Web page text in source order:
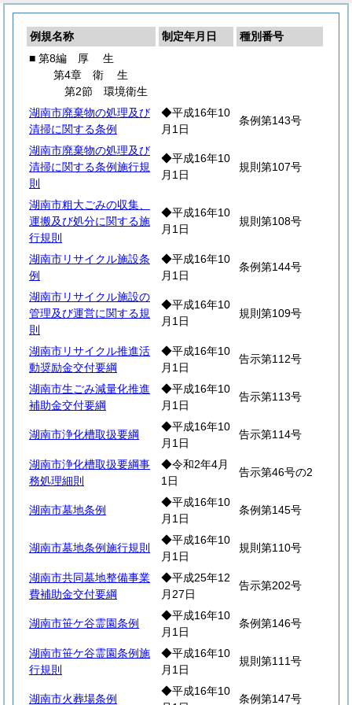
例規名称 制定年月日
種別番号
■ 第8編 厚 生
第4章 衛生
第2節 環境衛生
湖南市廃棄物の処理及び
清掃に関する条例
◆平成16年10
月1日
条例第143号
湖南市廃棄物の処理及び
清掃に関する条例施行規
則
◆平成16年10
月1日
規則第107号
湖南市粗大ごみの収集、
運搬及び処分に関する施
行規則
◆平成16年10
月1日
規則第108号
湖南市リサイクル施設条
例
◆平成16年10
月1日
条例第144号
湖南市リサイクル施設の
管理及び運営に関する規
則
◆平成16年10
月1日
規則第109号
湖南市リサイクル推進活
動奨励金交付要綱
◆平成16年10
月1日
告示第112号
湖南市生ごみ減量化推進
補助金交付要綱
◆平成16年10
月1日
告示第113号
湖南市浄化槽取扱要綱
◆平成16年10
月1日
告示第114号
湖南市浄化槽取扱要綱事
務処理細則
◆令和2年4月
1日
告示第46号の2
湖南市墓地条例
◆平成16年10
月1日
条例第145号
湖南市墓地条例施行規則
◆平成16年10
月1日
規則第110号
湖南市共同墓地整備事業
費補助金交付要綱
◆平成25年12
月27日
告示第202号
湖南市笹ケ谷霊園条例
◆平成16年10
月1日
条例第146号
湖南市笹ケ谷霊園条例施
行規則
◆平成16年10
月1日
規則第111号
湖南市火葬場条例
◆平成16年10
条例第147号